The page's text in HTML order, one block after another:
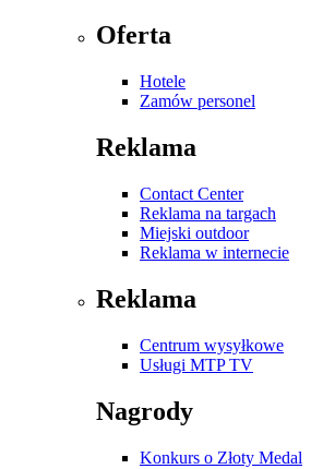
Oferta
Hotele
Zamów personel
Reklama
Contact Center
Reklama na targach
Miejski outdoor
Reklama w internecie
Reklama
Centrum wysyłkowe
Usługi MTP TV
Nagrody
Konkurs o Złoty Medal